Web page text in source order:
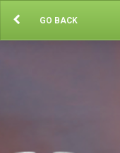
GO BACK